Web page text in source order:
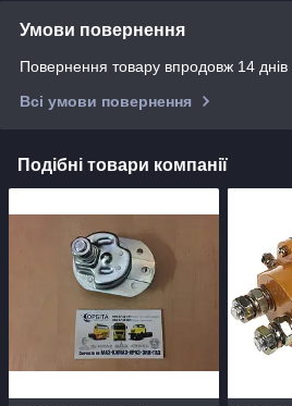
Умови повернення
Повернення товару впродовж 14 днів
Всі умови повернення
Подібні товари компанії